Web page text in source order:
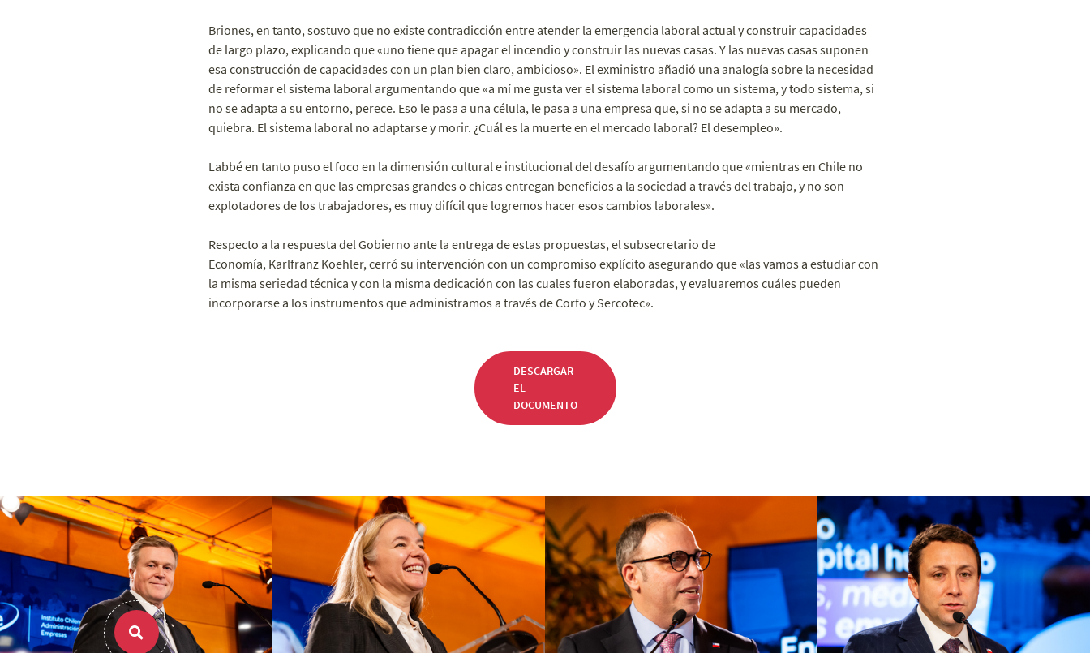
Briones, en tanto, sostuvo que no existe contradicción entre atender la emergencia laboral actual y construir capacidades
de largo plazo, explicando que «uno tiene que apagar el incendio y construir las nuevas casas. Y las nuevas casas suponen
esa construcción de capacidades con un plan bien claro, ambicioso». El exministro añadió una analogía sobre la necesidad
de reformar el sistema laboral argumentando que «a mí me gusta ver el sistema laboral como un sistema, y todo sistema, si
no se adapta a su entorno, perece. Eso le pasa a una célula, le pasa a una empresa que, si no se adapta a su mercado,
quiebra. El sistema laboral no adaptarse y morir. ¿Cuál es la muerte en el mercado laboral? El desempleo».
Labbé en tanto puso el foco en la dimensión cultural e institucional del desafío argumentando que «mientras en Chile no
exista confianza en que las empresas grandes o chicas entregan beneficios a la sociedad a través del trabajo, y no son
explotadores de los trabajadores, es muy difícil que logremos hacer esos cambios laborales».
Respecto a la respuesta del Gobierno ante la entrega de estas propuestas, el subsecretario de
Economía, Karlfranz Koehler, cerró su intervención con un compromiso explícito asegurando que «las vamos a estudiar con
la misma seriedad técnica y con la misma dedicación con las cuales fueron elaboradas, y evaluaremos cuáles pueden
incorporarse a los instrumentos que administramos a través de Corfo y Sercotec».
DESCARGAR
EL
DOCUMENTO